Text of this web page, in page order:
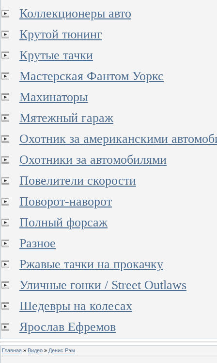
Коллекционеры авто
Крутой тюнинг
Крутые тачки
Мастерская Фантом Уоркс
Махинаторы
Мятежный гараж
Охотник за американскими
Охотники за автомобилями
Повелители скорости
Поворот-наворот
Полный форсаж
Разное
Ржавые тачки на прокачку
Уличные гонки / Street Outlaws
Шедевры на колесах
Ярослав Ефремов
Главная » Видео » Денис Рэм